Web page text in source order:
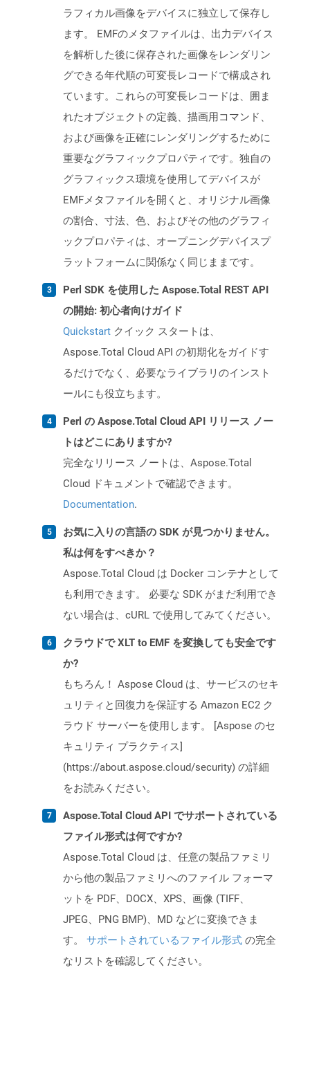
ラフィカル画像をデバイスに独立して保存し
ます。 EMFのメタファイルは、出力デバイス
を解析した後に保存された画像をレンダリン
グできる年代順の可変長レコードで構成され
ています。これらの可変長レコードは、囲ま
れたオブジェクトの定義、描画用コマンド、
および画像を正確にレンダリングするために
重要なグラフィックプロパティです。独自の
グラフィックス環境を使用してデバイスが
EMFメタファイルを開くと、オリジナル画像
の割合、寸法、色、およびその他のグラフィ
ックプロパティは、オープニングデバイスプ
ラットフォームに関係なく同じままです。
Perl SDK を使用した Aspose.Total REST API
の開始: 初心者向けガイド
Quickstart クイック スタートは、
Aspose.Total Cloud API の初期化をガイドす
るだけでなく、必要なライブラリのインスト
ールにも役立ちます。
Perl の Aspose.Total Cloud API リリース ノー
トはどこにありますか?
完全なリリース ノートは、Aspose.Total
Cloud ドキュメントで確認できます。
Documentation.
お気に入りの言語の SDK が見つかりません。
私は何をすべきか？
Aspose.Total Cloud は Docker コンテナとして
も利用できます。 必要な SDK がまだ利用でき
ない場合は、cURL で使用してみてください。
クラウドで XLT to EMF を変換しても安全です
か?
もちろん！ Aspose Cloud は、サービスのセキ
ュリティと回復力を保証する Amazon EC2 ク
ラウド サーバーを使用します。 [Aspose のセ
キュリティ プラクティス]
(https://about.aspose.cloud/security) の詳細
をお読みください。
Aspose.Total Cloud API でサポートされている
ファイル形式は何ですか?
Aspose.Total Cloud は、任意の製品ファミリ
から他の製品ファミリへのファイル フォーマ
ットを PDF、DOCX、XPS、画像 (TIFF、
JPEG、PNG BMP)、MD などに変換できま
す。 サポートされているファイル形式 の完全
なリストを確認してください。